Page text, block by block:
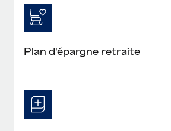
Plan d'épargne retraite